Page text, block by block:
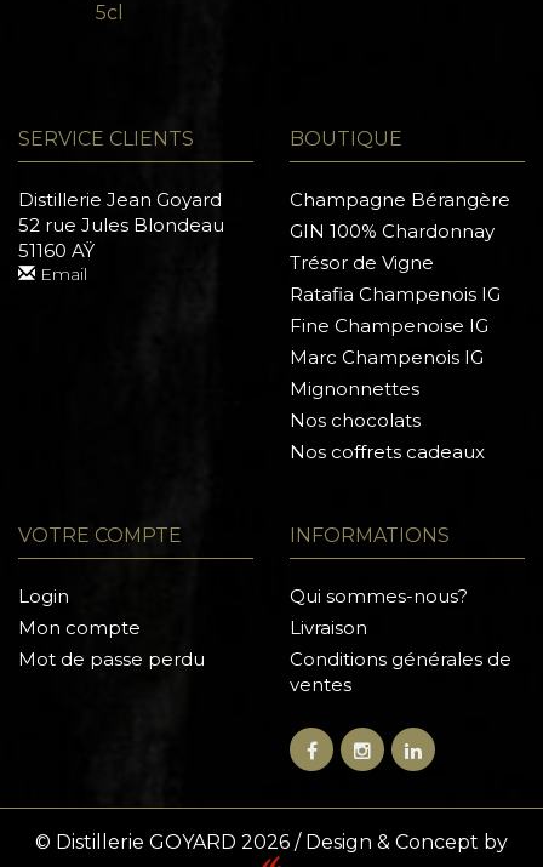
5cl
SERVICE CLIENTS
Distillerie Jean Goyard
52 rue Jules Blondeau
51160 AŸ
Email
BOUTIQUE
Champagne Bérangère
GIN 100% Chardonnay
Trésor de Vigne
Ratafia Champenois IG
Fine Champenoise IG
Marc Champenois IG
Mignonnettes
Nos chocolats
Nos coffrets cadeaux
VOTRE COMPTE
Login
Mon compte
Mot de passe perdu
INFORMATIONS
Qui sommes-nous?
Livraison
Conditions générales de
ventes
© Distillerie GOYARD 2026 / Design & Concept by